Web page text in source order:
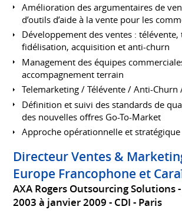
Amélioration des argumentaires de
d’outils d’aide à la vente pour les
Développement des ventes :
fidélisation, acquisition et anti-churn
Management des équipes
accompagnement terrain
Telemarketing / Télévente / Anti-Churn
Définition et suivi des standards de
des nouvelles offres Go-To-Market
Approche opérationnelle et stratégique
Directeur Ventes &
Europe Francophone et
AXA Rogers Outsourcing Solutions
2003 à janvier 2009 CDI Paris